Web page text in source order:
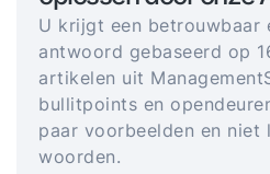
U krijgt een betrouwbaar
antwoord gebaseerd op
artikelen uit
bullitpoints en
paar voorbeelden en niet
woorden.